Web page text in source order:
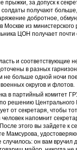
за допуск к
получают
добротное,
из министерского
ЦОН получает почти
и
в разных
не больше одной ночи
округов и флотов.
в партийный комитет
решению
от секретаря, чтобы
напомнит
этого вы зайдете к
Мамсурова,
он вам вручил